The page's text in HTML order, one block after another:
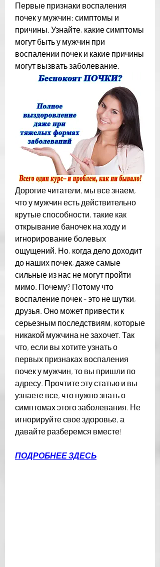
Первые признаки воспаления
почек у мужчин: симптомы и
причины. Узнайте, какие симптомы
могут быть у мужчин при
воспалении почек и какие причины
могут вызвать заболевание.
Дорогие читатели, мы все знаем,
что у мужчин есть действительно
крутые способности, такие как
открывание баночек на ходу и
игнорирование болевых
ощущений. Но, когда дело доходит
до наших почек, даже самые
сильные из нас не могут пройти
мимо. Почему? Потому что
воспаление почек - это не шутки,
друзья. Оно может привести к
серьезным последствиям, которые
никакой мужчина не захочет. Так
что, если вы хотите узнать о
первых признаках воспаления
почек у мужчин, то вы пришли по
адресу. Прочтите эту статью и вы
узнаете все, что нужно знать о
симптомах этого заболевания. Не
игнорируйте свое здоровье, а
давайте разберемся вместе!
ПОДРОБНЕЕ ЗДЕСЬ